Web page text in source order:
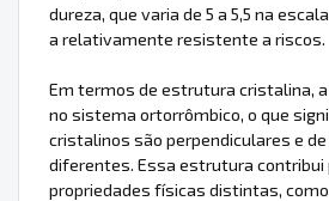
dureza, que varia de 5 a 5,5 na
a relativamente resistente a riscos.
Em termos de estrutura cristalina,
no sistema ortorrômbico, o que
cristalinos são perpendiculares e
diferentes. Essa estrutura contribui
propriedades físicas distintas,